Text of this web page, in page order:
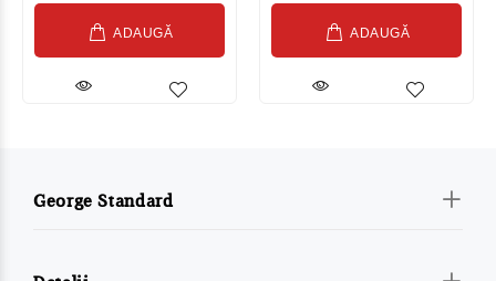
ADAUGĂ ADAUGĂ
George Standard